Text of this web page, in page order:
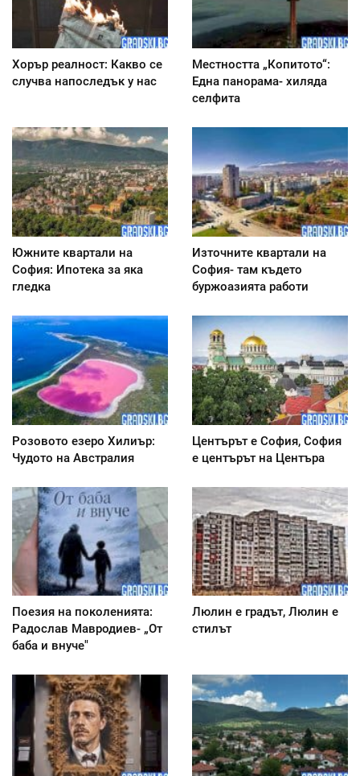
Хорър реалност: Какво се
случва напоследък у нас
Местността „Копитото“:
Една панорама- хиляда
селфита
Южните квартали на
София: Ипотека за яка
гледка
Източните квартали на
София- там където
буржоазията работи
Розовото езеро Хилиър:
Чудото на Австралия
Центърът е София, София
е центърът на Центъра
Поезия на поколенията:
Радослав Мавродиев- „От
баба и внуче"
Люлин е градът, Люлин е
стилът